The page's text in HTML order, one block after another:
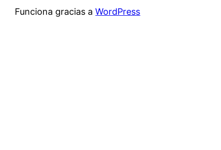
Funciona gracias aWordPress